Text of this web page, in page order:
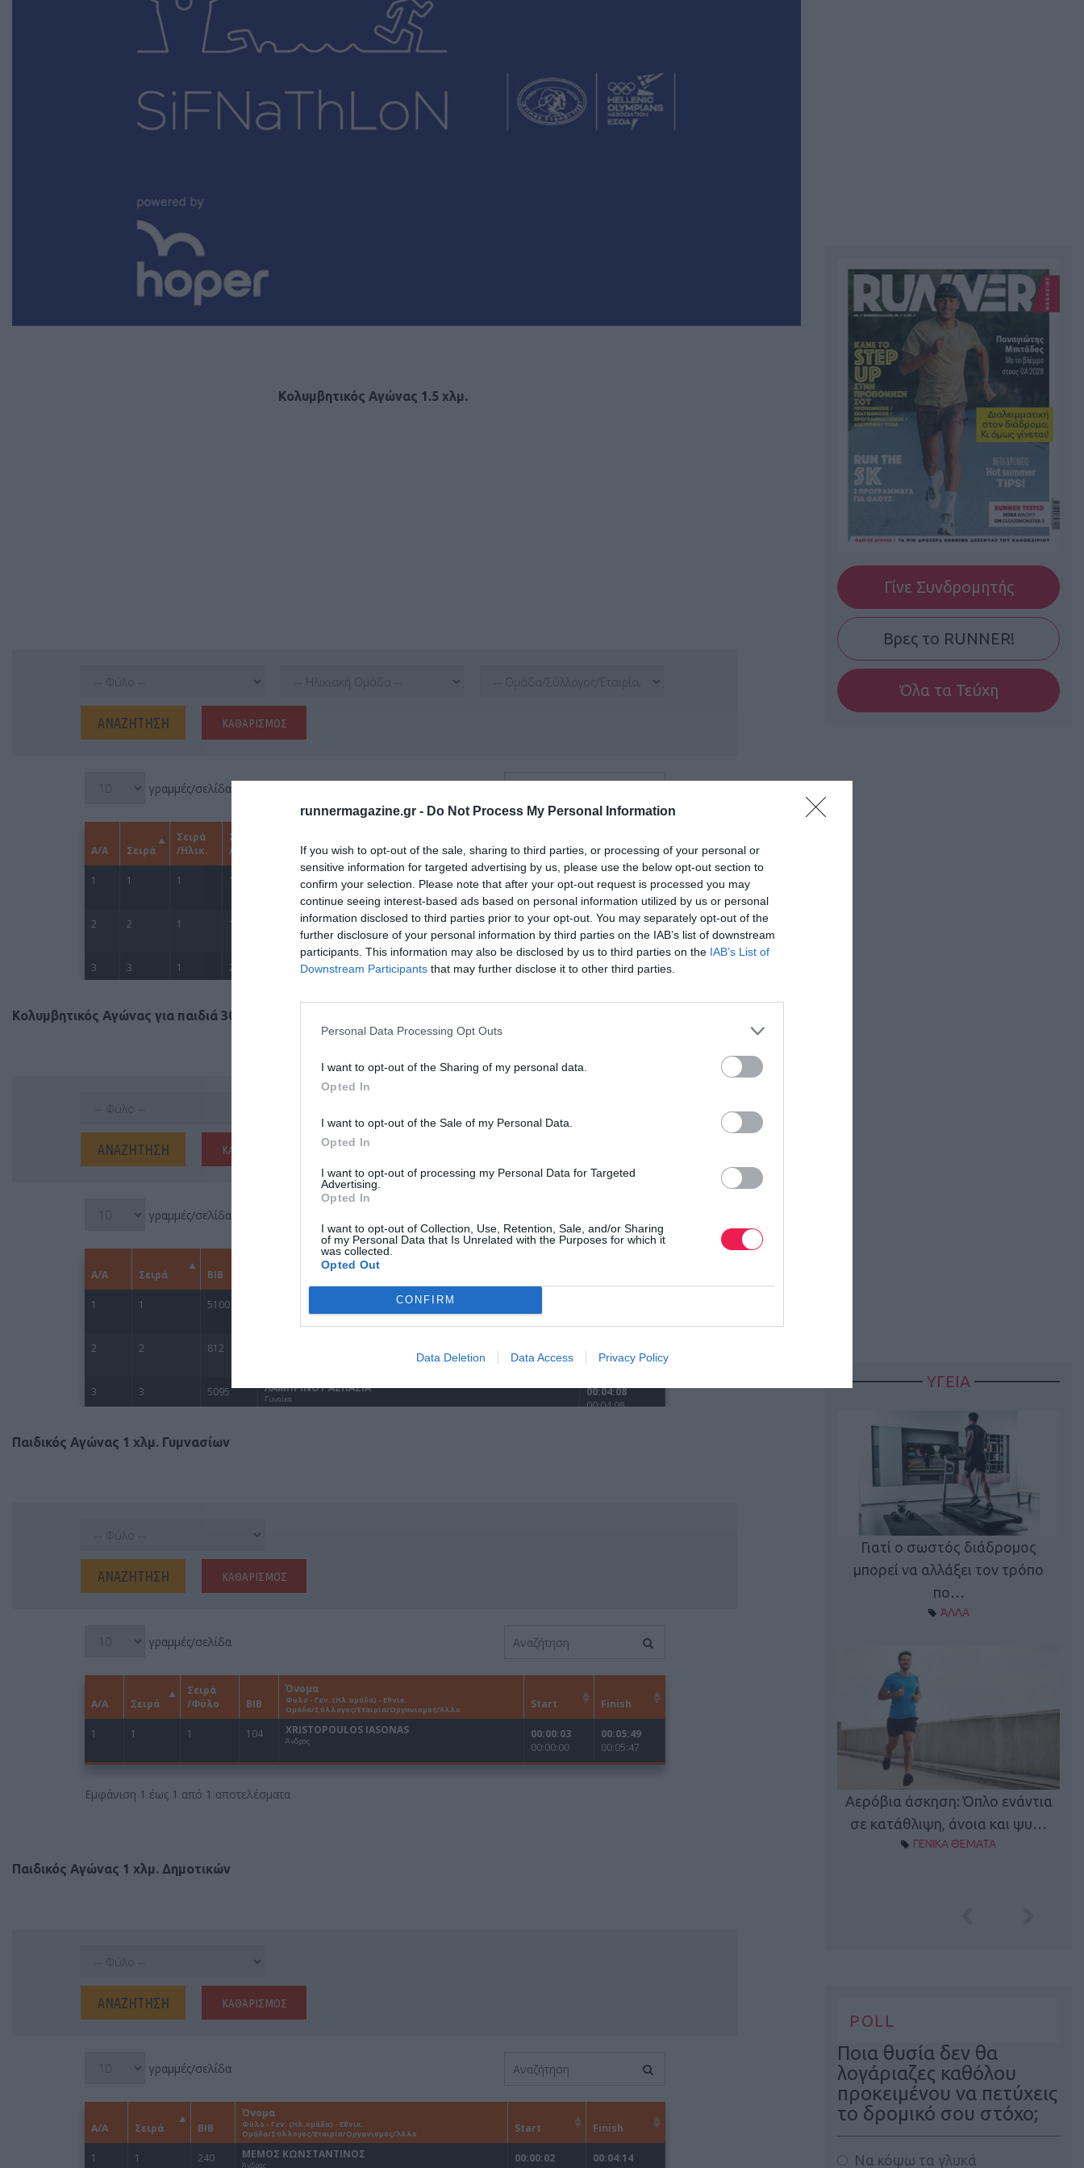
runnermagazine.gr - Do Not Process My Personal Information
If you wish to opt-out of the sale, sharing to third parties, or processing of your personal or
sensitive information for targeted advertising by us, please use the below opt-out section to
confirm your selection. Please note that after your opt-out request is processed you may
continue seeing interest-based ads based on personal information utilized by us or personal
information disclosed to third parties prior to your opt-out. You may separately opt-out of the
further disclosure of your personal information by third parties on the IAB’s list of downstream
participants. This information may also be disclosed by us to third parties on the IAB’s List of
Downstream Participants that may further disclose it to other third parties.
Personal Data Processing Opt Outs
I want to opt-out of the Sharing of my personal data.
Opted In
I want to opt-out of the Sale of my Personal Data.
Opted In
I want to opt-out of processing my Personal Data for Targeted
Advertising.
Opted In
I want to opt-out of Collection, Use, Retention, Sale, and/or Sharing
of my Personal Data that Is Unrelated with the Purposes for which it
was collected.
Opted Out
CONFIRM
Data Deletion Data Access Privacy Policy
Κολυμβητικός Αγώνας 1.5 χλμ.
Κολυμβητικός Αγώνας για παιδιά 300m (6-11 ετών)
Παιδικός Αγώνας 1 χλμ. Γυμνασίων
Παιδικός Αγώνας 1 χλμ. Δημοτικών
Γίνε Συνδρομητής
Βρες το RUNNER!
Όλα τα Τεύχη
ΥΓΕΙΑ
Γιατί ο σωστός διάδρομος
μπορεί να αλλάξει τον τρόπο
πο…
ΆΛΛΑ
Αερόβια άσκηση: Όπλο ενάντια
σε κατάθλιψη, άνοια και ψυ…
ΓΕΝΙΚΑ ΘΕΜΑΤΑ
POLL
Ποια θυσία δεν θα
λογάριαζες καθόλου
προκειμένου να πετύχεις
το δρομικό σου στόχο;
Να κόψω τα γλυκά